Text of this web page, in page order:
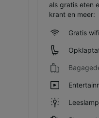
als gratis eten
krant en meer:
Gratis wifi